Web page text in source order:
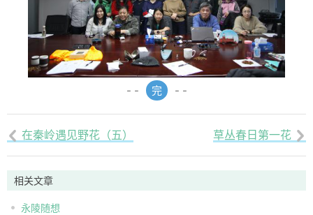
- - 完 - -
 在秦岭遇见野花（五） 草丛春日第一花 
相关文章
永陵随想